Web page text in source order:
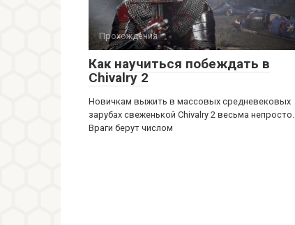
Прохождения
Как научиться побеждать в
Chivalry 2
Новичкам выжить в массовых средневековых
зарубах свеженькой Chivalry 2 весьма непросто.
Враги берут числом